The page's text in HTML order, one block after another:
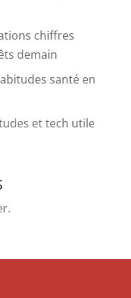
chiffres
demain
santé en
et tech utile